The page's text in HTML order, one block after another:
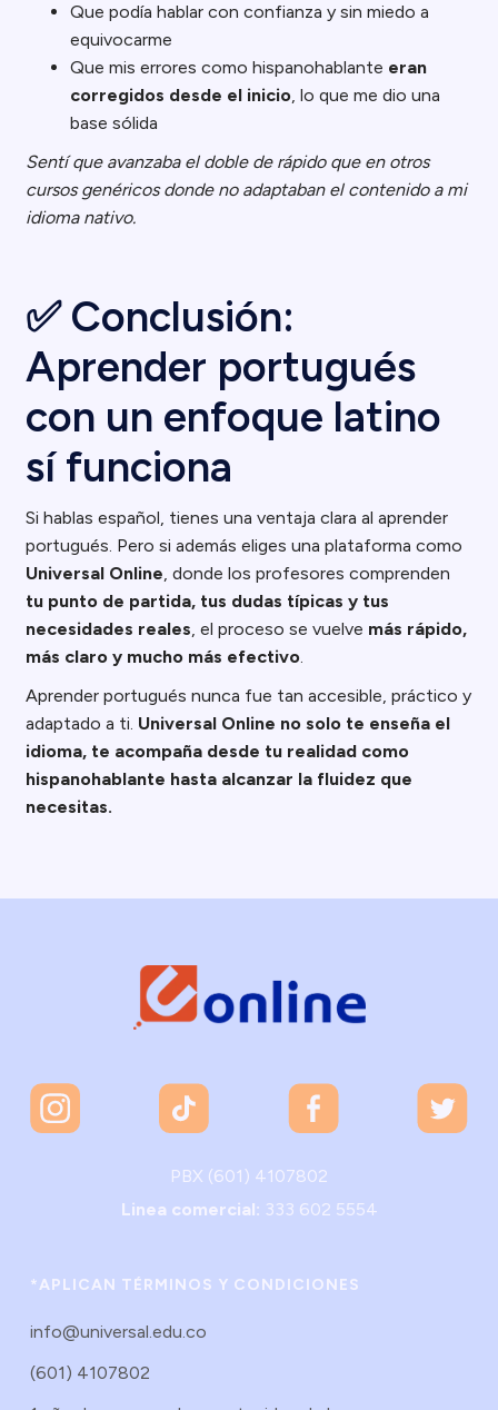
Que podía hablar con confianza y sin miedo a
equivocarme
Que mis errores como hispanohablante eran
corregidos desde el inicio, lo que me dio una
base sólida
Sentí que avanzaba el doble de rápido que en otros
cursos genéricos donde no adaptaban el contenido a mi
idioma nativo.
✅ Conclusión:
Aprender portugués
con un enfoque latino
sí funciona
Si hablas español, tienes una ventaja clara al aprender
portugués. Pero si además eliges una plataforma como
Universal Online, donde los profesores comprenden
tu punto de partida, tus dudas típicas y tus
necesidades reales, el proceso se vuelve más rápido,
más claro y mucho más efectivo.
Aprender portugués nunca fue tan accesible, práctico y
adaptado a ti. Universal Online no solo te enseña el
idioma, te acompaña desde tu realidad como
hispanohablante hasta alcanzar la fluidez que
necesitas.
PBX (601) 4107802
Linea comercial: 333 602 5554
*APLICAN TÉRMINOS Y CONDICIONES
info@universal.edu.co
(601) 4107802